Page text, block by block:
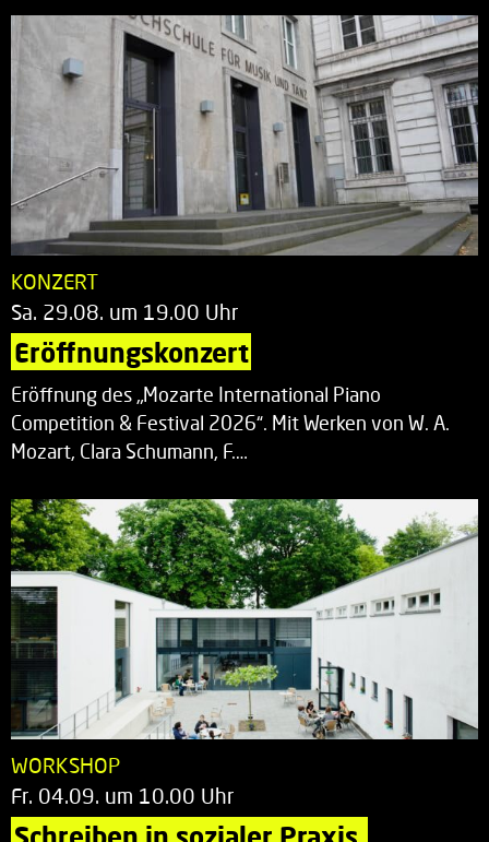
KONZERT
Sa. 29.08. um 19.00 Uhr
Eröffnungskonzert
Eröffnung des „Mozarte International Piano
Competition & Festival 2026“. Mit Werken von W. A.
Mozart, Clara Schumann, F.…
WORKSHOP
Fr. 04.09. um 10.00 Uhr
Schreiben in sozialer Praxis.